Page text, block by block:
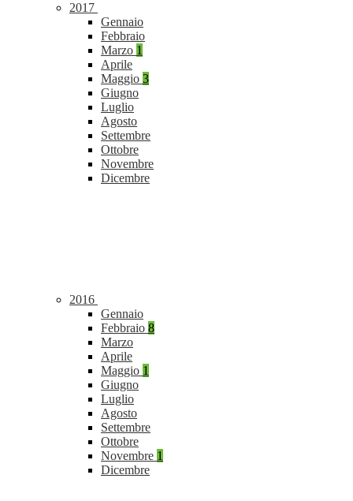
2017
Gennaio
Febbraio
Marzo 1
Aprile
Maggio 3
Giugno
Luglio
Agosto
Settembre
Ottobre
Novembre
Dicembre
2016
Gennaio
Febbraio 8
Marzo
Aprile
Maggio 1
Giugno
Luglio
Agosto
Settembre
Ottobre
Novembre 1
Dicembre